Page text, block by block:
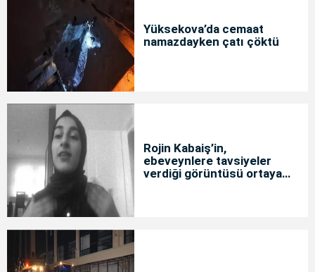
Yüksekova’da cemaat
namazdayken çatı çöktü
Rojin Kabaiş’in,
ebeveynlere tavsiyeler
verdiği görüntüsü ortaya